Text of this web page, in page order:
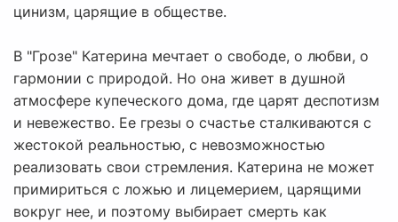
цинизм, царящие в обществе.
В "Грозе" Катерина мечтает о свободе, о любви, о
гармонии с природой. Но она живет в душной
атмосфере купеческого дома, где царят деспотизм
и невежество. Ее грезы о счастье сталкиваются с
жестокой реальностью, с невозможностью
реализовать свои стремления. Катерина не может
примириться с ложью и лицемерием, царящими
вокруг нее, и поэтому выбирает смерть как